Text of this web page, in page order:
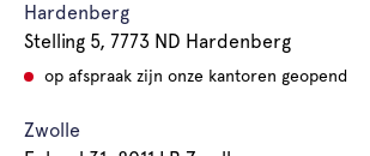
Hardenberg
Stelling 5, 7773 ND Hardenberg
op afspraak zijn onze kantoren geopend
Zwolle